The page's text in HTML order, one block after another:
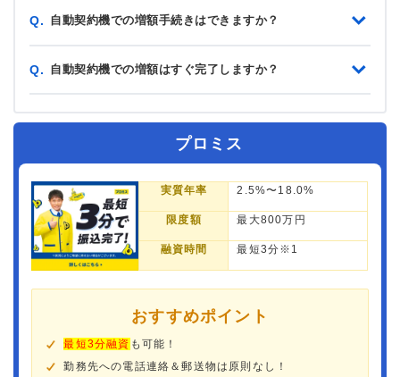
Q. 自動契約機での増額手続きはできますか？
Q. 自動契約機での増額はすぐ完了しますか？
プロミス
実質年率 2.5%〜18.0%
限度額 最大800万円
融資時間 最短3分※1
おすすめポイント
最短3分融資 も可能！
勤務先への電話連絡＆郵送物は原則なし！